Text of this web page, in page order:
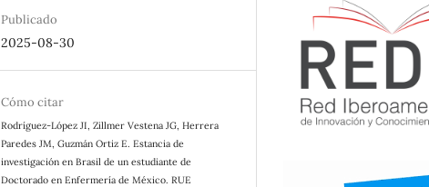
Publicado
2025-08-30
Cómo citar
Rodríguez-López JI, Zillmer Vestena JG, Herrera
Paredes JM, Guzmán Ortiz E. Estancia de
investigación en Brasil de un estudiante de
Doctorado en Enfermería de México. RUE